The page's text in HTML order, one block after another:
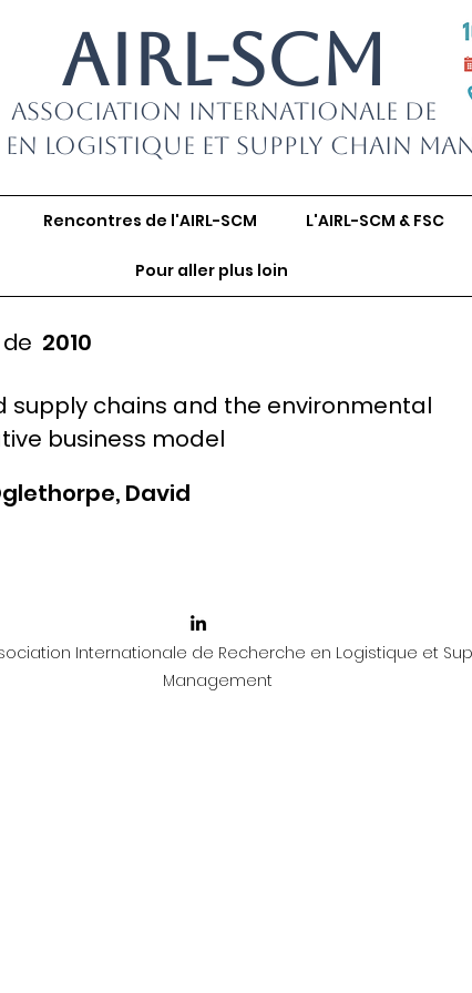
AIRL-SCM
Association Internationale de
en Logistique et Supply Chain
Rencontres de l'AIRL-SCM L'AIRL-SCM & FSC
Pour aller plus loin
2010
supply chains and the environmental
business model
David
Internationale de Recherche en Logistique et
Management